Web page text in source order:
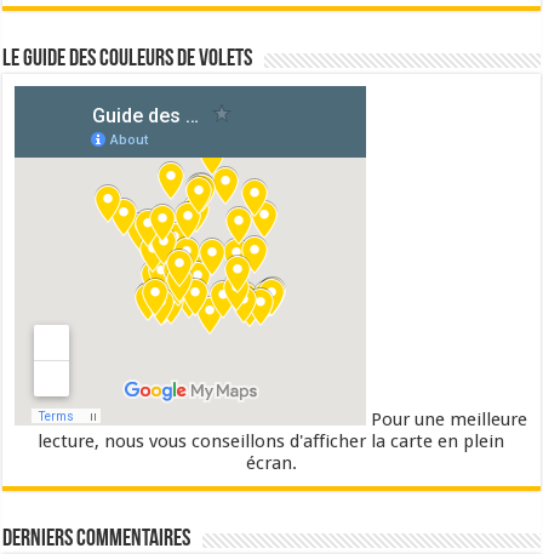
Le guide des couleurs de volets
Pour une meilleure
lecture, nous vous conseillons d'afficher la carte en plein
écran.
Derniers commentaires